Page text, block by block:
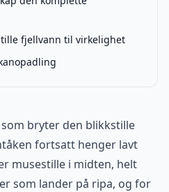
fjellvann til virkelighet
bryter den blikkstille
fortsatt henger lavt
musestille i midten, helt
som lander på ripa, og for